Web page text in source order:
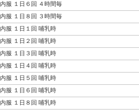
内服 １日６回 ４時間毎
内服 １日８回 ３時間毎
内服 １日１回 哺乳時
内服 １日２回 哺乳時
内服 １日３回 哺乳時
内服 １日４回 哺乳時
内服 １日５回 哺乳時
内服 １日６回 哺乳時
内服 １日８回 哺乳時